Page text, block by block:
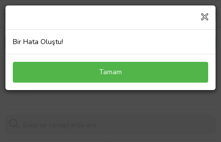
Modalucci Bizote Kristal Kahverengi Kadın Güneş
Bir Hata Oluştu!
Tamam